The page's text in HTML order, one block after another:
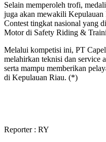
Selain memperoleh trofi,
juga akan mewakili
Contest tingkat nasional yang
Motor di Safety Riding &
Melalui kompetisi ini, PT
melahirkan teknisi dan service
serta mampu memberikan
di Kepulauan Riau. (*)
Reporter : RY